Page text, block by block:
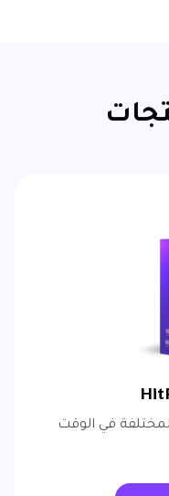
في الوقت